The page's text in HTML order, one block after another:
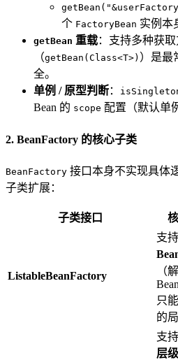
个 FactoryBean 实例本
getBean 重载：支持多种获
（getBean(Class<T>) ）是最
全。
单例 / 原型判断：
Bean 的 scope 配置（默认单
2. BeanFactory 的核心子类
BeanFactory 接口本身不实现具体
子类扩展：
子类接口
ListableBeanFactory
支持
（
只
的
支持
层级